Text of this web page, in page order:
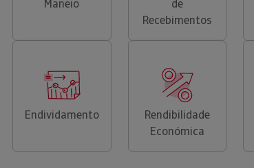
Maneio
de
Recebimentos
Endividamento
Rendibilidade
Económica